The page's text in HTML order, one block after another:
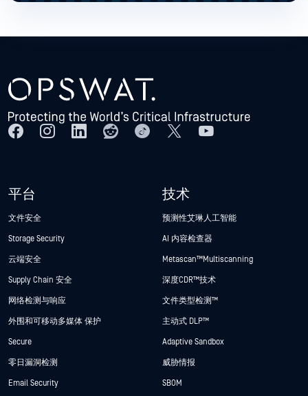
平台
文件安全
Storage Security
云端安全
Supply Chain 安全
网络检测与响应
外围和可移动多媒体 保护
Secure
零日漏洞检测
Email Security
技术
预测性艾琳人工智能
AI 内容检查器
Metascan™ Multiscanning
深度CDR™技术
文件类型检测™
主动式 DLP™
Adaptive Sandbox
威胁情报
SBOM